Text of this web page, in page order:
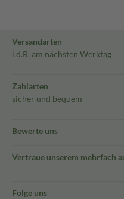
Versandarten
i.d.R. am nächsten Werktag
Zahlarten
sicher und bequem
Bewerte uns
Vertraue unserem mehrfach
Folge uns